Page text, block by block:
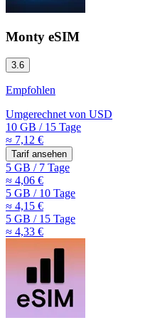
Monty eSIM
3.6
Empfohlen
Umgerechnet von USD
10 GB /15 Tage
≈ 7,12 €
Tarif ansehen
5 GB /7 Tage
≈ 4,06 €
5 GB /10 Tage
≈ 4,15 €
5 GB /15 Tage
≈ 4,33 €